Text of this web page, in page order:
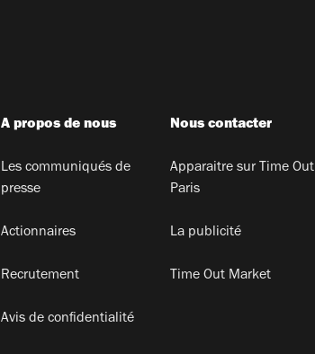
A propos de nous
Les communiqués de
presse
Actionnaires
Recrutement
Avis de confidentialité
Nous contacter
Apparaitre sur Time Out
Paris
La publicité
Time Out Market